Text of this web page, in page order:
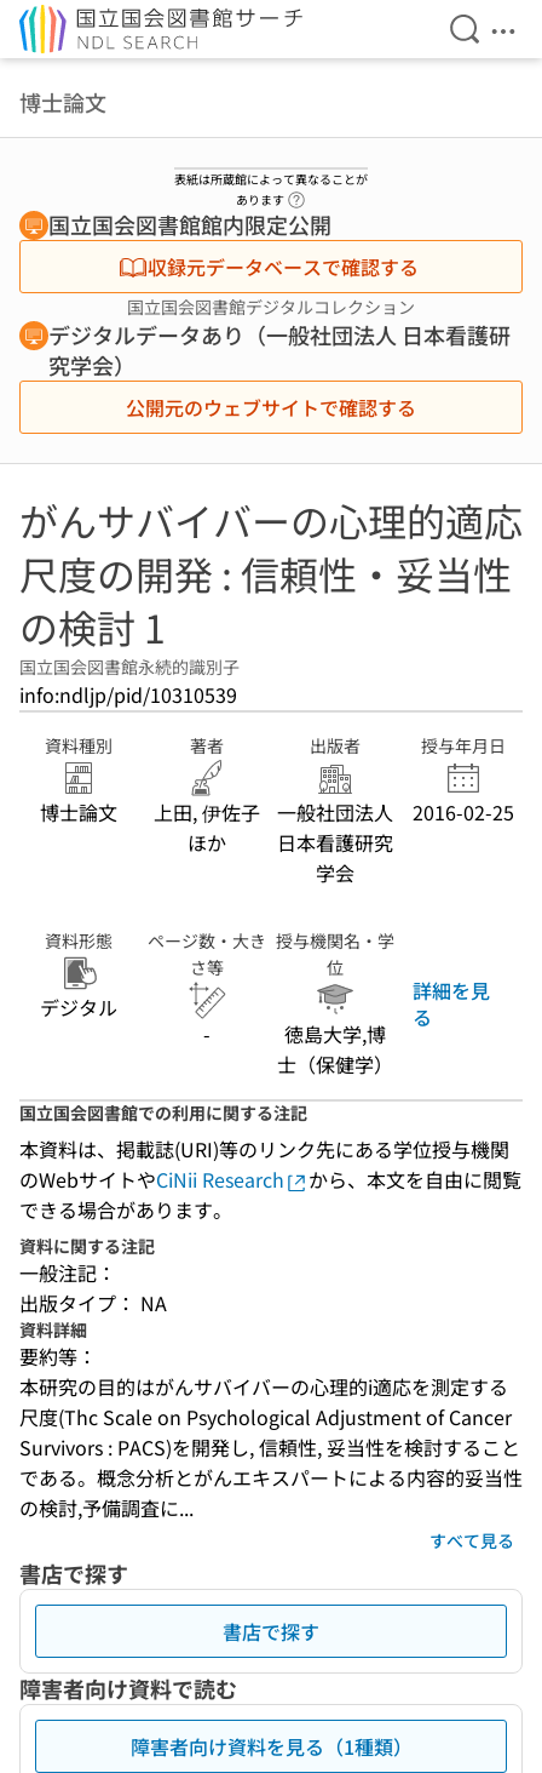
検索を
メ
博士論文
表紙は所蔵館によって異なることが
あります
国立国会図書館館内限定公開
収録元データベースで確認する
国立国会図書館デジタルコレクション
デジタルデータあり（一般社団法人 日本看護研
究学会）
公開元のウェブサイトで確認する
がんサバイバーの心理的適応
尺度の開発 : 信頼性・妥当性
の検討 1
国立国会図書館永続的識別子
info:ndljp/pid/10310539
資料種別
博士論文
著者
上田, 伊佐子
ほか
出版者
一般社団法人
日本看護研究
学会
授与年月日
2016-02-25
資料形態
デジタル
ページ数・大き
さ等
-
授与機関名・学
位
徳島大学,博
士（保健学）
詳細を見
る
国立国会図書館での利用に関する注記
本資料は、掲載誌(URI)等のリンク先にある学位授与機関
のWebサイトやCiNii Research
から、本文を自由に閲覧
できる場合があります。
資料に関する注記
一般注記：
出版タイプ： NA
資料詳細
要約等：
本研究の目的はがんサバイバーの心理的i適応を測定する
尺度(Thc Scale on Psychological Adjustment of Cancer
Survivors : PACS)を開発し, 信頼性, 妥当性を検討すること
である。概念分析とがんエキスパートによる内容的妥当性
の検討,予備調査に...
すべて見る
書店で探す
書店で探す
障害者向け資料で読む
障害者向け資料を見る（1種類）